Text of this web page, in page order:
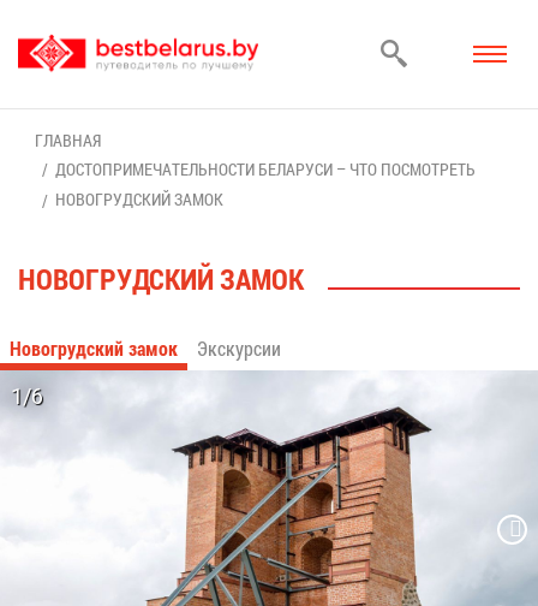
ГЛАВ­НАЯ
ДО­СТО­ПРИ­МЕ­ЧА­ТЕЛЬ­НО­СТИ БЕ­ЛА­РУ­СИ – ЧТО ПО­СМОТ­РЕТЬ
НО­ВО­ГРУД­СКИЙ ЗА­МОК
НО­ВО­ГРУД­СКИЙ ЗА­МОК
Но­во­груд­ский за­мок Экс­кур­сии
1/6